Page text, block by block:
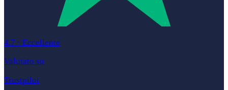
4.7 · Eccellente
Valutato su
Trustpilot